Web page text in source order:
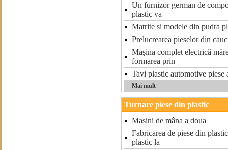
Un furnizor german de
plastic va
Matrite si modele din pudra
Prelucrearea pieselor din
Maşina complet electrică
formarea prin
Tavi plastic automotive piese
Mai mult
Turnare piese din plastic
Masini de mâna a doua
Fabricarea de piese din
plastic la